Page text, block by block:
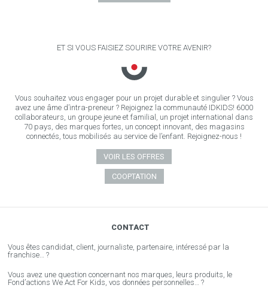
ET SI VOUS FAISIEZ SOURIRE VOTRE AVENIR?
Vous souhaitez vous engager pour un projet durable et singulier ? Vous
avez une âme d’intra-preneur ? Rejoignez la communauté IDKIDS! 6000
collaborateurs, un groupe jeune et familial, un projet international dans
70 pays, des marques fortes, un concept innovant, des magasins
connectés, tous mobilisés au service de l’enfant. Rejoignez-nous !
VOIR LES OFFRES
COOPTATION
CONTACT
Vous êtes candidat, client, journaliste, partenaire, intéressé par la
franchise… ?
Vous avez une question concernant nos marques, leurs produits, le
Fond’actions We Act For Kids, vos données personnelles… ?